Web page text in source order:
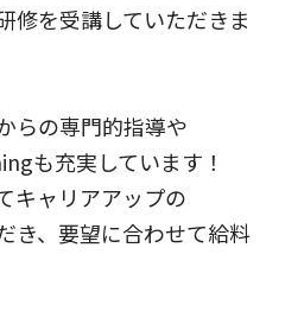
修を受講していただきま
らの専門的指導や
も充実しています！
キャリアアップの
き、要望に合わせて給料